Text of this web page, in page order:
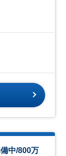
中/800万